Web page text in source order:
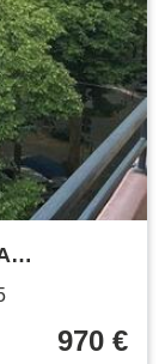
970 €